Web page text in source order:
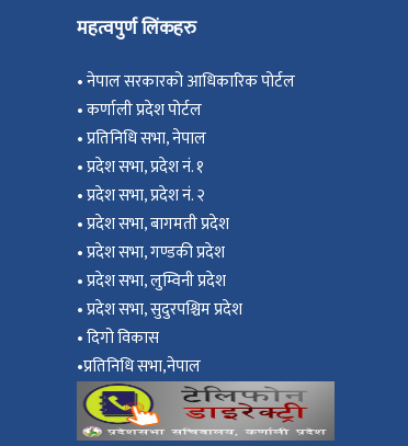
महत्वपुर्ण लिंकहरु
•नेपाल सरकारको आधिकारिक पोर्टल
•कर्णाली प्रदेश पोर्टल
•प्रतिनिधि सभा, नेपाल
•प्रदेश सभा, प्रदेश नं. १
•प्रदेश सभा, प्रदेश नं. २
•प्रदेश सभा, बागमती प्रदेश
•प्रदेश सभा, गण्डकी प्रदेश
•प्रदेश सभा, लुम्विनी प्रदेश
•प्रदेश सभा, सुदुरपश्चिम प्रदेश
•दिगो विकास
•प्रतिनिधि सभा,नेपाल